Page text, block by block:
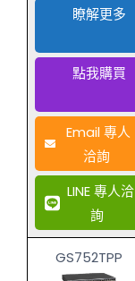
瞭解更多
點我購買
Email 專人
洽詢
LINE 專人洽
詢
GS752TPP